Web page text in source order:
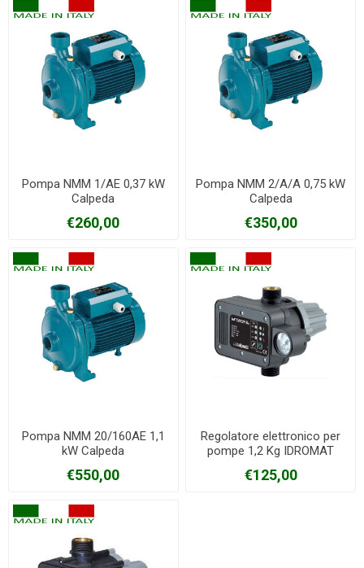
Pompa NMM 1/AE 0,37 kW
Calpeda
€260,00
Pompa NMM 2/A/A 0,75 kW
Calpeda
€350,00
Pompa NMM 20/160AE 1,1
kW Calpeda
€550,00
Regolatore elettronico per
pompe 1,2 Kg IDROMAT
€125,00